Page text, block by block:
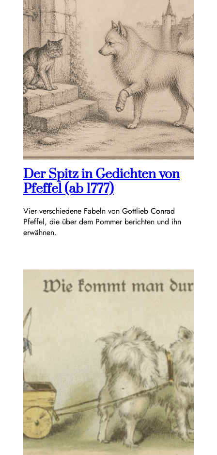
Der Spitz in Gedichten von
Pfeffel (ab 1777)
Vier verschiedene Fabeln von Gottlieb Conrad
Pfeffel, die über dem Pommer berichten und ihn
erwähnen.